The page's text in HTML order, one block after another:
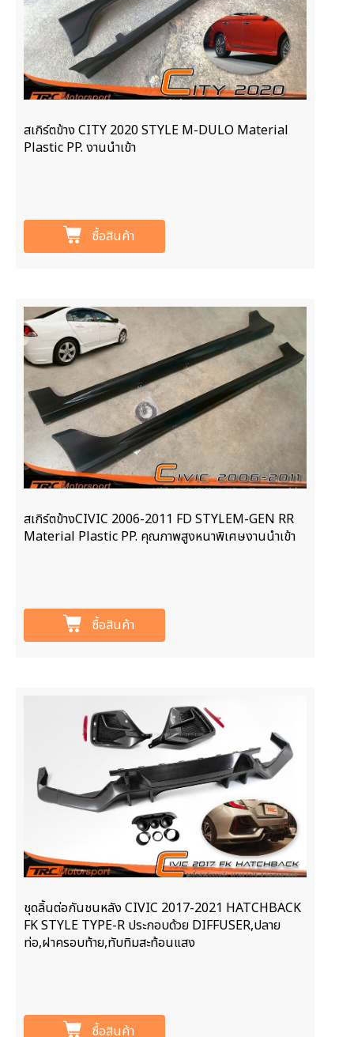
สเกิร์ตข้าง CITY 2020 STYLE M-DULO Material
Plastic PP. งานนำเข้า
ซื้อสินค้า
สเกิร์ตข้างCIVIC 2006-2011 FD STYLEM-GEN RR
Material Plastic PP. คุณภาพสูงหนาพิเศษงานนำเข้า
ซื้อสินค้า
ชุดลิ้นต่อกันชนหลัง CIVIC 2017-2021 HATCHBACK
FK STYLE TYPE-R ประกอบด้วย DIFFUSER,ปลาย
ท่อ,ฝาครอบท้าย,ทับทิมสะท้อนแสง
ซื้อสินค้า